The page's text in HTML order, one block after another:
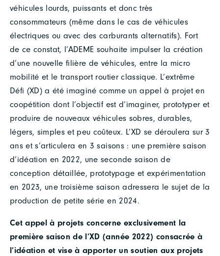
véhicules lourds, puissants et donc très
consommateurs (même dans le cas de véhicules
électriques ou avec des carburants alternatifs). Fort
de ce constat, l’ADEME souhaite impulser la création
d’une nouvelle filière de véhicules, entre la micro
mobilité et le transport routier classique. L’extrême
Défi (XD) a été imaginé comme un appel à projet en
coopétition dont l’objectif est d’imaginer, prototyper et
produire de nouveaux véhicules sobres, durables,
légers, simples et peu coûteux. L’XD se déroulera sur 3
ans et s’articulera en 3 saisons : une première saison
d’idéation en 2022, une seconde saison de
conception détaillée, prototypage et expérimentation
en 2023, une troisième saison adressera le sujet de la
production de petite série en 2024.
Cet appel à projets concerne exclusivement la
première saison de l’XD (année 2022) consacrée à
l’idéation et vise à apporter un soutien aux projets